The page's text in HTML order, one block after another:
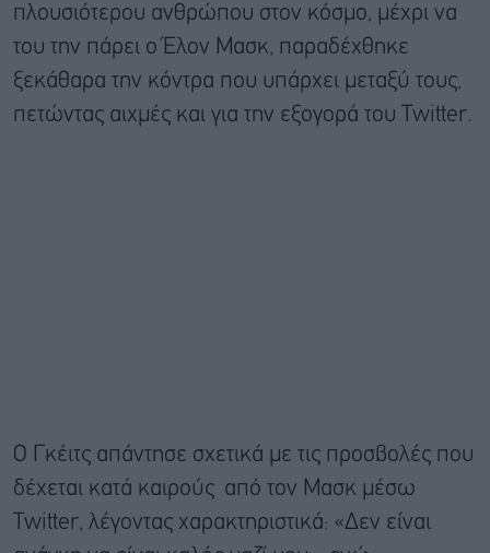
πλουσιότερου ανθρώπου στον κόσμο, μέχρι να
του την πάρει ο Έλον Μασκ, παραδέχθηκε
ξεκάθαρα την κόντρα που υπάρχει μεταξύ τους,
πετώντας αιχμές και για την εξογορά του Twitter.
O Γκέιτς απάντησε σχετικά με τις προσβολές που
δέχεται κατά καιρούς από τον Μασκ μέσω
Twitter, λέγοντας χαρακτηριστικά: «Δεν είναι